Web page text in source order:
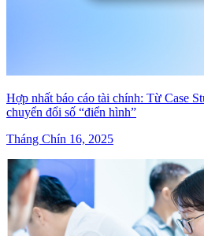
Hợp nhất báo cáo tài chính: Từ Case
chuyển đổi số “điển hình”
Tháng Chín 16, 2025